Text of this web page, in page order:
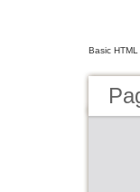
Basic HTML